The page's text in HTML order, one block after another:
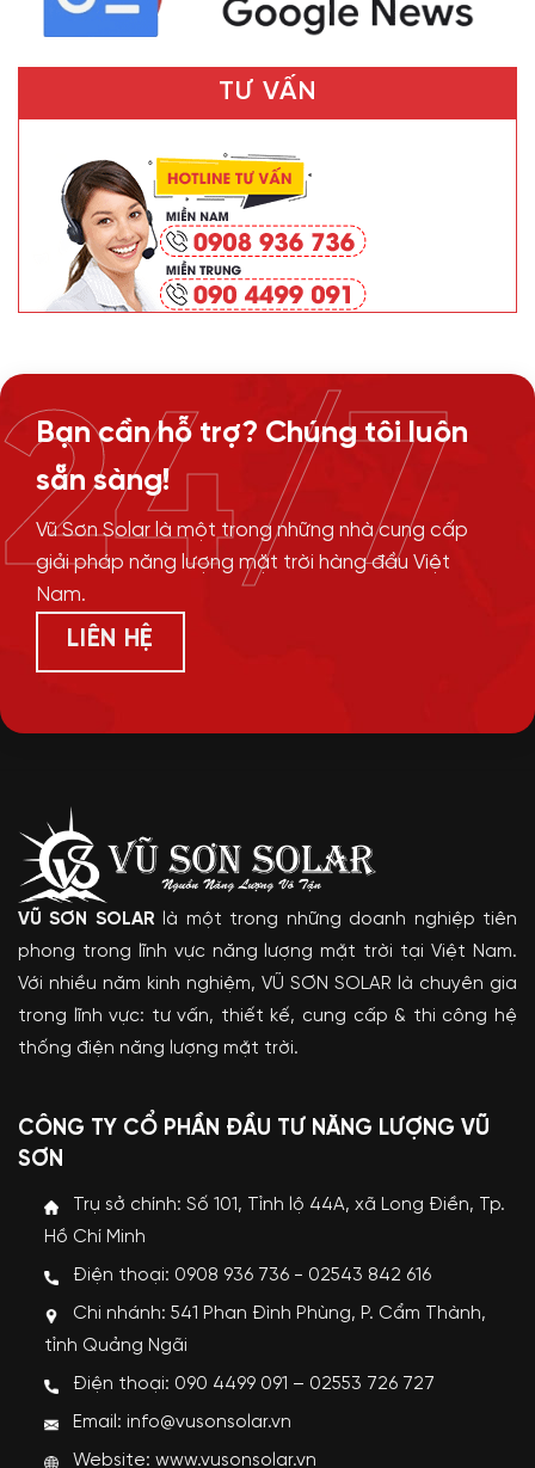
TƯ VẤN
Bạn cần hỗ trợ? Chúng tôi luôn
sẵn sàng!
Vũ Sơn Solar là một trong những nhà cung cấp
giải pháp năng lượng mặt trời hàng đầu Việt
Nam.
LIÊN HỆ
24/7
VŨ SƠN SOLAR là một trong những doanh nghiệp tiên
phong trong lĩnh vực năng lượng mặt trời tại Việt Nam.
Với nhiều năm kinh nghiệm, VŨ SƠN SOLAR là chuyên gia
trong lĩnh vực: tư vấn, thiết kế, cung cấp & thi công hệ
thống điện năng lượng mặt trời.
CÔNG TY CỔ PHẦN ĐẦU TƯ NĂNG LƯỢNG VŨ
SƠN
Trụ sở chính: Số 101, Tỉnh lộ 44A, xã Long Điền, Tp.
Hồ Chí Minh
Điện thoại: 0908 936 736 - 02543 842 616
Chi nhánh: 541 Phan Đình Phùng, P. Cẩm Thành,
tỉnh Quảng Ngãi
Điện thoại: 090 4499 091 – 02553 726 727
Email: info@vusonsolar.vn
Website:www.vusonsolar.vn